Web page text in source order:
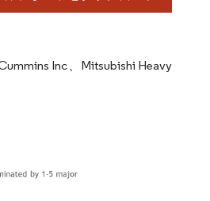
Inc、Mitsubishi Heavy